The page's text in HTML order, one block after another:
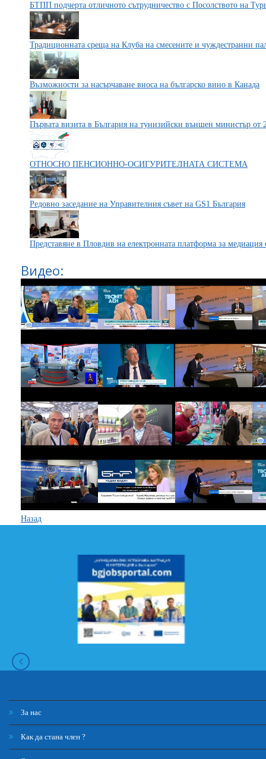
БТПП подчерта отличното сътрудничество с Посолството на
Традиционната среща на Клуба на смесените и чуждестранни
Възможности за насърчаване вноса на българско вино в Канада
Първата визита в България на тунизийски външен министър от
ОТНОСНО ПЕНСИОННО-ОСИГУРИТЕЛНАТА СИСТЕМА
Редовно заседание на Управителния съвет на GS1 България
Представяне в Пловдив на електронната платформа за
Видео:
Назад
За нас
Как да стана член ?